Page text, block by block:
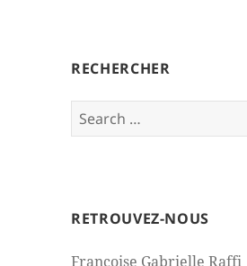
RECHERCHER
Search
for:
RETROUVEZ-NOUS
Francoise Gabrielle Raffi